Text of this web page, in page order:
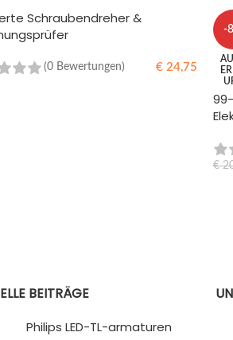
Schraubendreher &
(0 Bewertungen) €24,75
-
€
BEITRÄGE
Philips LED-TL-armaturen